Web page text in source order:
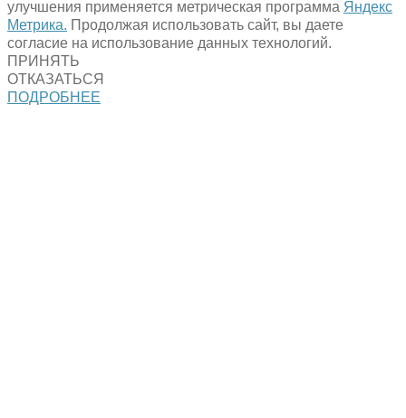
улучшения применяется метрическая программа Яндекс
Метрика. Продолжая использовать сайт, вы даете
согласие на использование данных технологий.
ПРИНЯТЬ
ОТКАЗАТЬСЯ
ПОДРОБНЕЕ